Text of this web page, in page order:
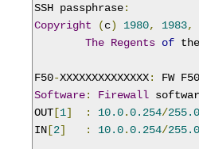
SSH passphrase:
Copyright
(c) 1980, 1983,
The Regents of the
F50-XXXXXXXXXXXXXX: FW F50
Software: Firewall
OUT [1] : 10.0.0.254/255.0
IN [2] : 10.0.0.254/255.0